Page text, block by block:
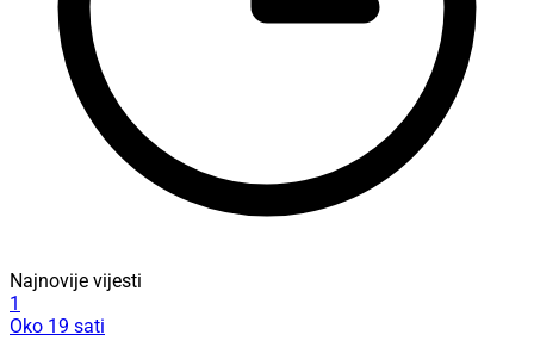
Najnovije vijesti
1
Oko 19 sati